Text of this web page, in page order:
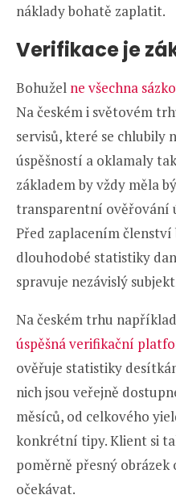
náklady bohatě zaplatit.
Verifikace je
Bohužel ne všechna
Na českém i světovém
servisů, které se chlubily
úspěšností a oklamaly
základem by vždy měla
transparentní ověřování
Před zaplacením
dlouhodobé statistiky
spravuje nezávislý
Na českém trhu
úspěšná verifikační
ověřuje statistiky
nich jsou veřejně
měsíců, od celkového
konkrétní tipy. Klient si
poměrně přesný obrázek
očekávat.